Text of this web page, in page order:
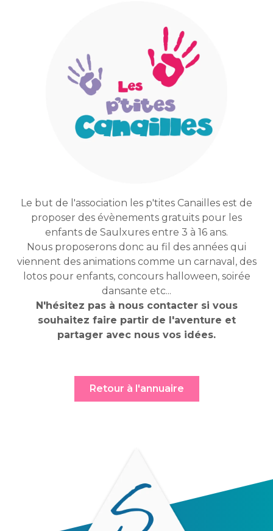
Le but de l'association les p'tites Canailles est de
proposer des évènements gratuits pour les
enfants de Saulxures entre 3 à 16 ans.
Nous proposerons donc au fil des années qui
viennent des animations comme un carnaval, des
lotos pour enfants, concours halloween, soirée
dansante etc...
N'hésitez pas à nous contacter si vous
souhaitez faire partir de l'aventure et
partager avec nous vos idées.
Retour à l'annuaire